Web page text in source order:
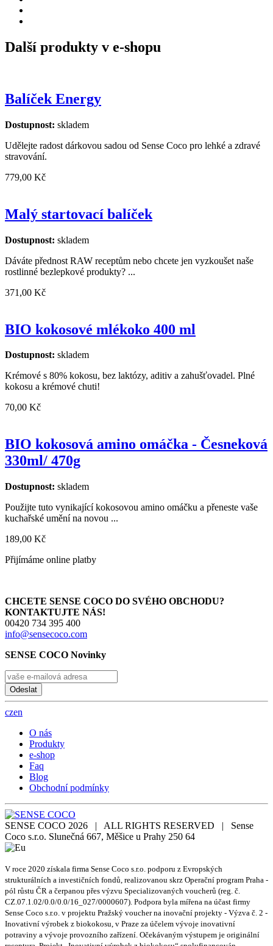
Další produkty v e-shopu
Balíček Energy
Dostupnost: skladem
Udělejte radost dárkovou sadou od Sense Coco pro lehké a zdravé
stravování.
779,00 Kč
Malý startovací balíček
Dostupnost: skladem
Dáváte přednost RAW receptům nebo chcete jen vyzkoušet naše
rostlinné bezlepkové produkty? ...
371,00 Kč
BIO kokosové mlékoko 400 ml
Dostupnost: skladem
Krémové s 80% kokosu, bez laktózy, aditiv a zahušťovadel. Plné
kokosu a krémové chuti!
70,00 Kč
BIO kokosová amino omáčka - Česneková
330ml/ 470g
Dostupnost: skladem
Použijte tuto vynikající kokosovou amino omáčku a přeneste vaše
kuchařské umění na novou ...
189,00 Kč
Přijímáme online platby
CHCETE SENSE COCO DO SVÉHO OBCHODU?
KONTAKTUJTE NÁS!
00420 734 395 400
info@sensecoco.com
SENSE COCO Novinky
Odeslat
czen
O nás
Produkty
e-shop
Faq
Blog
Obchodní podmínky
SENSE COCO 2026 | ALL RIGHTS RESERVED | Sense
Coco s.r.o. Slunečná 667, Měšice u Prahy 250 64
V roce 2020 získala firma Sense Coco s.r.o. podporu z Evropských
strukturálních a investičních fondů, realizovanou skrz Operační program Praha -
pól růstu ČR a čerpanou přes výzvu Specializovaných voucherů (reg. č.
CZ.07.1.02/0.0/0.0/16_027/0000607). Podpora byla mířena na účast firmy
Sense Coco s.r.o. v projektu Pražský voucher na inovační projekty - Výzva č. 2 -
Inovativní výrobek z biokokosu, v Praze za účelem vývoje inovativní
potraviny a vývoje provozního zařízení. Očekávaným výstupem je originální